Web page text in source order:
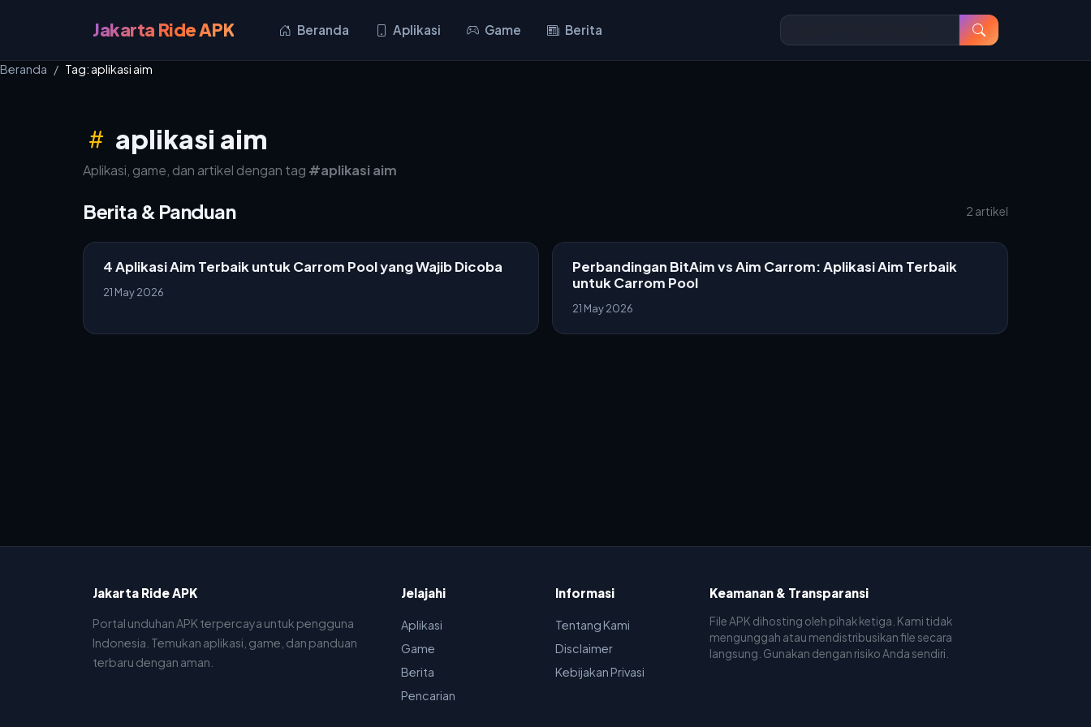
Jakarta Ride APK Beranda Aplikasi Game Berita
Beranda Tag: aplikasi aim
aplikasi aim
Aplikasi, game, dan artikel dengan tag #aplikasi aim
Berita & Panduan 2 artikel
4 Aplikasi Aim Terbaik untuk Carrom Pool yang Wajib Dicoba
21 May 2026
Perbandingan BitAim vs Aim Carrom: Aplikasi Aim Terbaik
untuk Carrom Pool
21 May 2026
Jakarta Ride APK
Portal unduhan APK terpercaya untuk pengguna
Indonesia. Temukan aplikasi, game, dan panduan
terbaru dengan aman.
Jelajahi
Aplikasi
Game
Berita
Pencarian
Informasi
Tentang Kami
Disclaimer
Kebijakan Privasi
Keamanan & Transparansi
File APK dihosting oleh pihak ketiga. Kami tidak
mengunggah atau mendistribusikan file secara
langsung. Gunakan dengan risiko Anda sendiri.